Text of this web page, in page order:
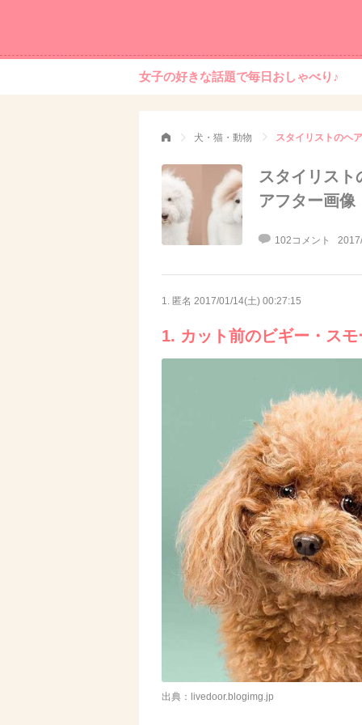
女子の好きな話題で毎日おしゃべり♪
犬・猫・動物 スタイリストのヘ
スタイリスト
アフター画像
102コメント
1. 匿名 2017/01/14(土) 00:27:15
1. カット前のビギー・ス
出典：livedoor.blogimg.jp